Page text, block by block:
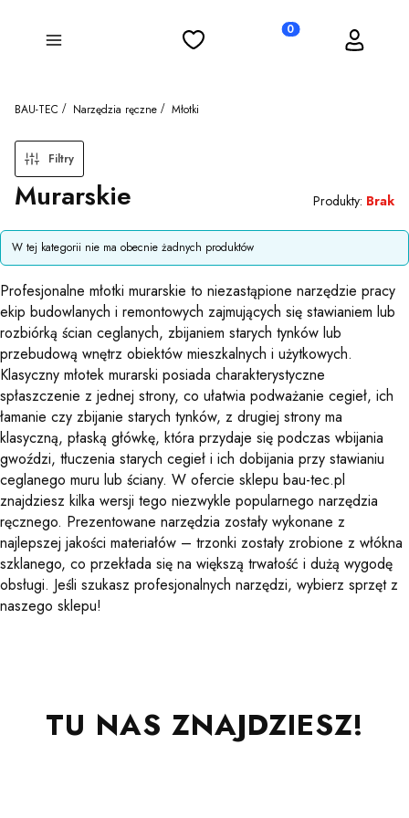
Menu Ulubione Produkty w koszyku:
Koszyk Zaloguj się
BAU-TEC Narzędzia ręczne Młotki
Filtry
Murarskie Produkty: Brak
Lista produktów
W tej kategorii nie ma obecnie żadnych produktów
Profesjonalne młotki murarskie to niezastąpione narzędzie pracy
ekip budowlanych i remontowych zajmujących się stawianiem lub
rozbiórką ścian ceglanych, zbijaniem starych tynków lub
przebudową wnętrz obiektów mieszkalnych i użytkowych.
Klasyczny młotek murarski posiada charakterystyczne
spłaszczenie z jednej strony, co ułatwia podważanie cegieł, ich
łamanie czy zbijanie starych tynków, z drugiej strony ma
klasyczną, płaską główkę, która przydaje się podczas wbijania
gwoździ, tłuczenia starych cegieł i ich dobijania przy stawianiu
ceglanego muru lub ściany. W ofercie sklepu bau-tec.pl
znajdziesz kilka wersji tego niezwykle popularnego narzędzia
ręcznego. Prezentowane narzędzia zostały wykonane z
najlepszej jakości materiałów – trzonki zostały zrobione z włókna
szklanego, co przekłada się na większą trwałość i dużą wygodę
obsługi. Jeśli szukasz profesjonalnych narzędzi, wybierz sprzęt z
naszego sklepu!
TU NAS ZNAJDZIESZ!